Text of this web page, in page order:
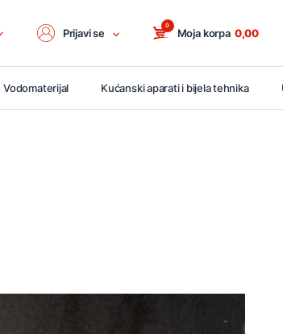
Prijavi se Moja korpa
0
0,00
Vodomaterijal Kućanski aparati i bijela tehnika